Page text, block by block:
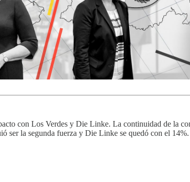
con Los Verdes y Die Linke. La continuidad de la
la segunda fuerza y Die Linke se quedó con el